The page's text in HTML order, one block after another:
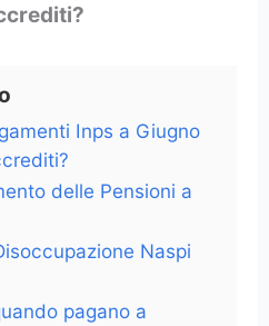
Inps a Giugno
delle Pensioni a
Naspi
pagano a